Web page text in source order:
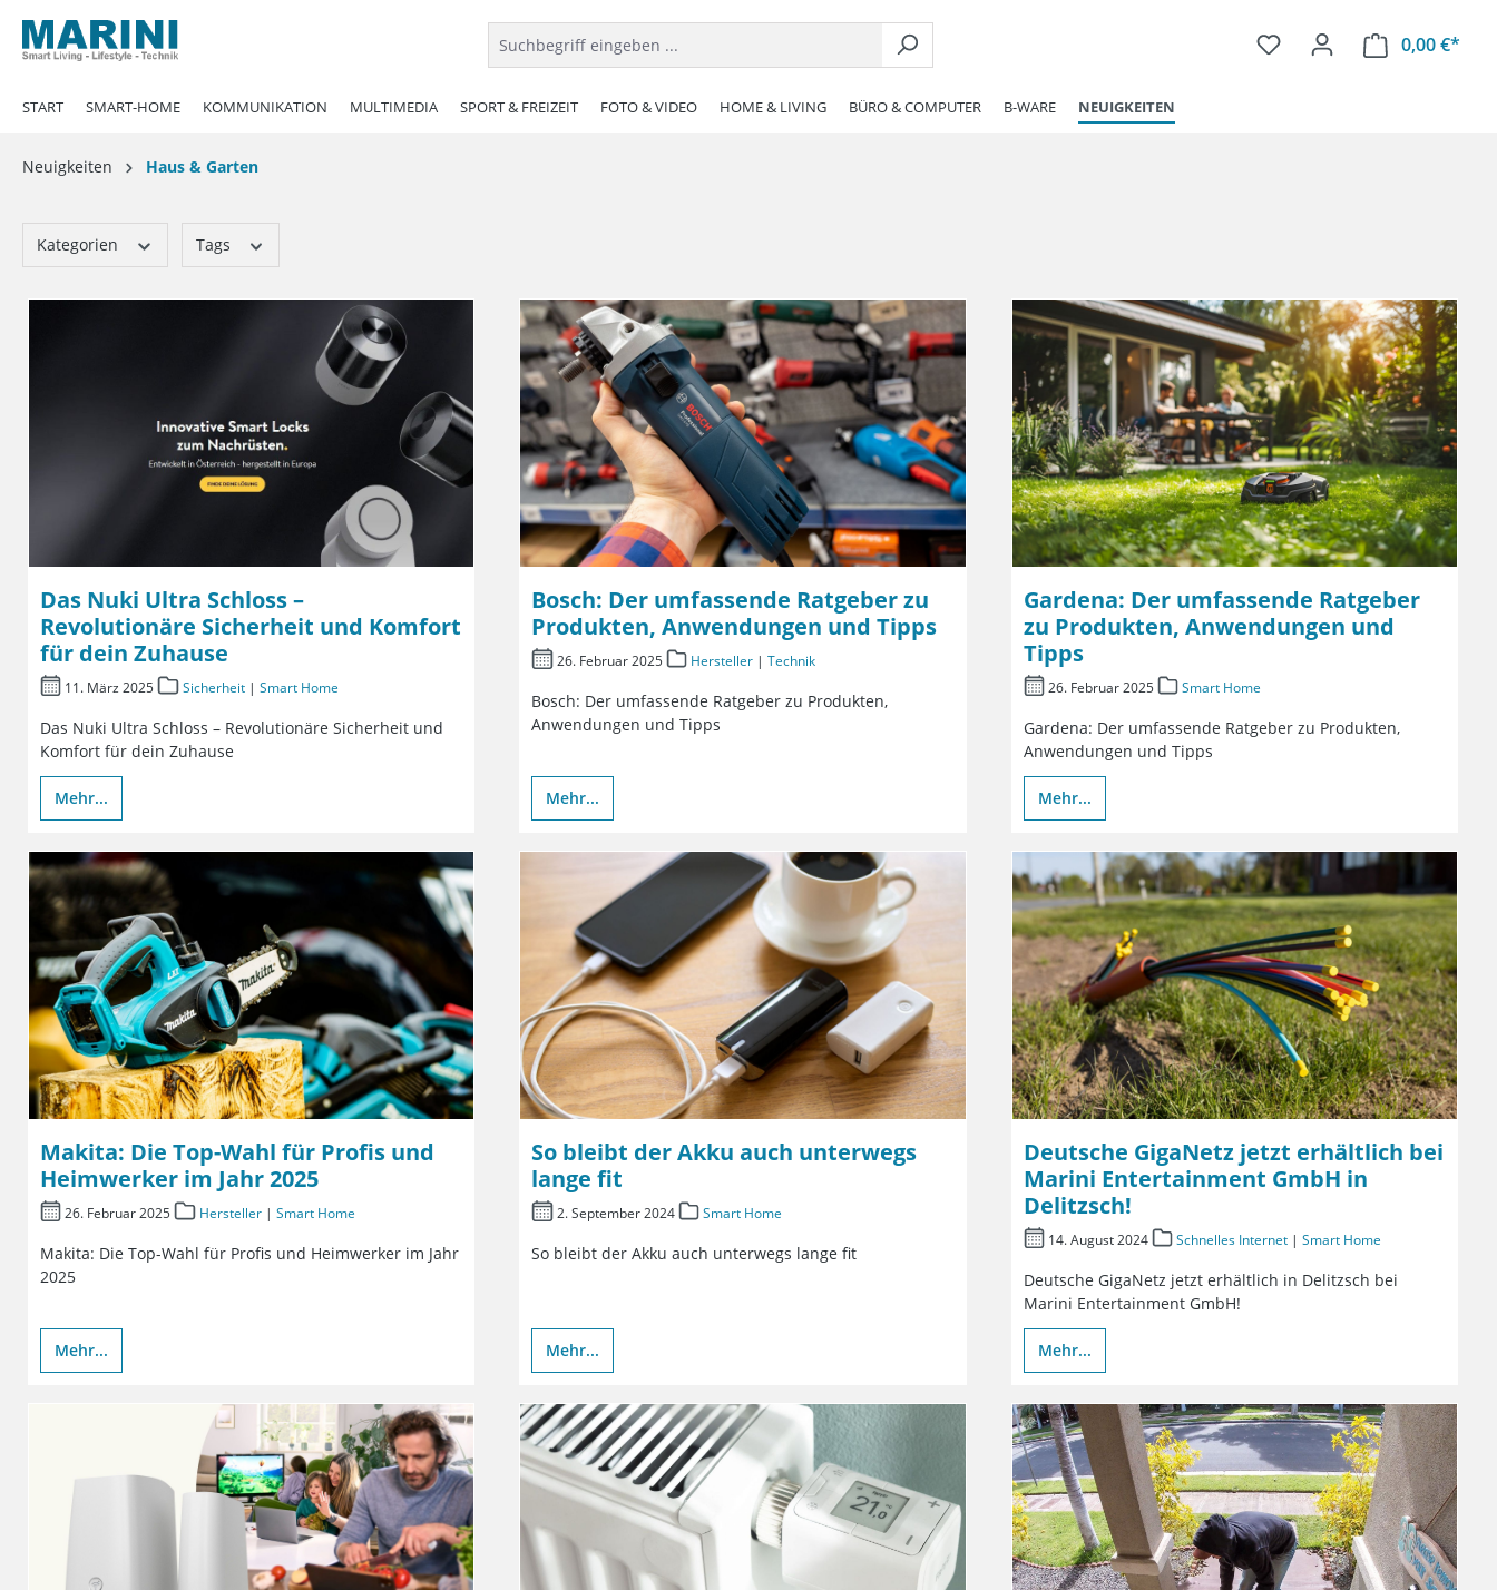
Zur Hauptnavigation springen
0,00 €*
START SMART-HOME KOMMUNIKATION MULTIMEDIA SPORT & FREIZEIT FOTO & VIDEO HOME & LIVING BÜRO & COMPUTER B-WARE NEUIGKEITEN
Neuigkeiten Haus & Garten
Kategorien Tags
Das Nuki Ultra Schloss –
Revolutionäre Sicherheit und Komfort
für dein Zuhause
11. März 2025 Sicherheit| Smart Home
Das Nuki Ultra Schloss – Revolutionäre Sicherheit und
Komfort für dein Zuhause
Mehr...
Bosch: Der umfassende Ratgeber zu
Produkten, Anwendungen und Tipps
26. Februar 2025 Hersteller| Technik
Bosch: Der umfassende Ratgeber zu Produkten,
Anwendungen und Tipps
Mehr...
Gardena: Der umfassende Ratgeber
zu Produkten, Anwendungen und
Tipps
26. Februar 2025 Smart Home
Gardena: Der umfassende Ratgeber zu Produkten,
Anwendungen und Tipps
Mehr...
Makita: Die Top-Wahl für Profis und
Heimwerker im Jahr 2025
26. Februar 2025 Hersteller| Smart Home
Makita: Die Top-Wahl für Profis und Heimwerker im Jahr
2025
Mehr...
So bleibt der Akku auch unterwegs
lange fit
2. September 2024 Smart Home
So bleibt der Akku auch unterwegs lange fit
Mehr...
Deutsche GigaNetz jetzt erhältlich bei
Marini Entertainment GmbH in
Delitzsch!
14. August 2024 Schnelles Internet |Smart Home
Deutsche GigaNetz jetzt erhältlich in Delitzsch bei
Marini Entertainment GmbH!
Mehr...